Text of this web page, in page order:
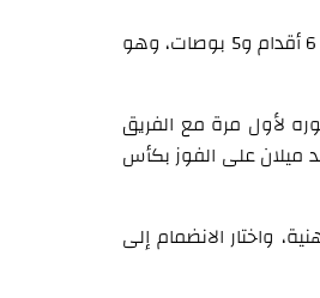
ويصل دوناروما إلى ملعب الاتحاد وهو يتمتع ببنية جسدية قوية وواسعة يصل طولها إلى 6 أقدام و5 بوصات، وهو
لأول مرة مع الفريق
مباراة في المجموع، وساعد ميلان على الفوز بكأس
تطوير مسيرته المهنية، واختار الانضمام إلى